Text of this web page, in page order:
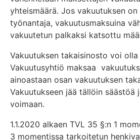
yhteismäärä. Jos vakuutuksen
työnantaja, vakuutusmaksuina
vakuutetun palkaksi katsottu
Vakuutuksen takaisinosto voi
Vakuutusyhtiö maksaa
ainoastaan osan vakuutuksen
Vakuutukseen jää tällöin säästöä
voimaan.
1.1.2020 alkaen TVL 35 §:n 1
3 momentissa tarkoitetun